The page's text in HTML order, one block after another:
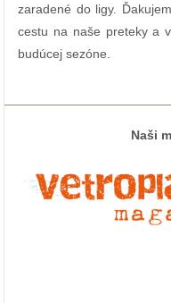
zaradené do ligy.
cestu na naše preteky a
budúcej sezóne.
Naši